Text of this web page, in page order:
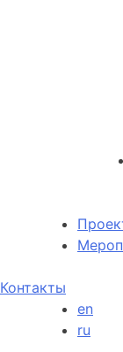
Контакты
en
ru